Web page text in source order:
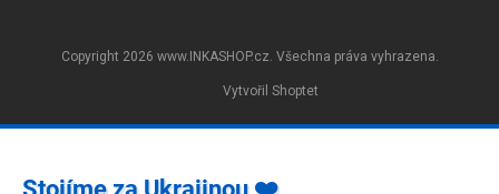
Vytvořil Shoptet
Copyright 2026 www.INKASHOP.cz. Všechna práva vyhrazena.